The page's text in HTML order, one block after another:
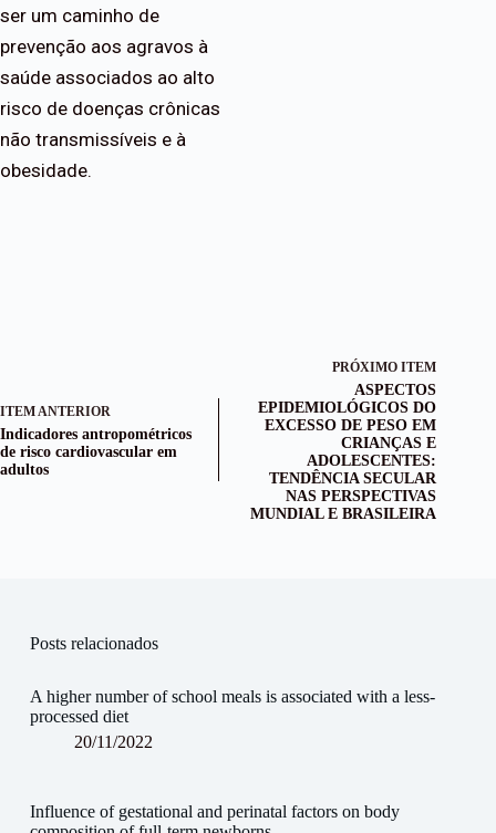
ser um caminho de
prevenção aos agravos à
saúde associados ao alto
risco de doenças crônicas
não transmissíveis e à
obesidade.
ITEM ANTERIOR
Indicadores antropométricos
de risco cardiovascular em
adultos
PRÓXIMO ITEM
ASPECTOS
EPIDEMIOLÓGICOS DO
EXCESSO DE PESO EM
CRIANÇAS E
ADOLESCENTES:
TENDÊNCIA SECULAR
NAS PERSPECTIVAS
MUNDIAL E BRASILEIRA
Posts relacionados
A higher number of school meals is associated with a less‐
processed diet
20/11/2022
Influence of gestational and perinatal factors on body